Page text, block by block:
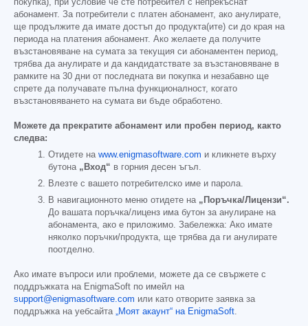
абонамент. За потребители с платен абонамент, ако анулирате,
ще продължите да имате достъп до продукта(ите) си до края на
периода на платения абонамент. Ако желаете да получите
възстановяване на сумата за текущия си абонаментен период,
трябва да анулирате и да кандидатствате за възстановяване в
рамките на 30 дни от последната ви покупка и незабавно ще
спрете да получавате пълна функционалност, когато
възстановяването на сумата ви бъде обработено.
Можете да прекратите абонамент или пробен период, както
следва:
Отидете на www.enigmasoftware.com и кликнете върху
бутона „Вход“ в горния десен ъгъл.
Влезте с вашето потребителско име и парола.
В навигационното меню отидете на „Поръчка/Лицензи“.
До вашата поръчка/лиценз има бутон за анулиране на
абонамента, ако е приложимо. Забележка: Ако имате
няколко поръчки/продукта, ще трябва да ги анулирате
поотделно.
Ако имате въпроси или проблеми, можете да се свържете с
поддръжката на EnigmaSoft по имейл на
support@enigmasoftware.com или като отворите заявка за
поддръжка на уебсайта „Моят акаунт“ на EnigmaSoft.